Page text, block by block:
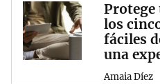
Protege
los
fáciles
una
Amaia Díez